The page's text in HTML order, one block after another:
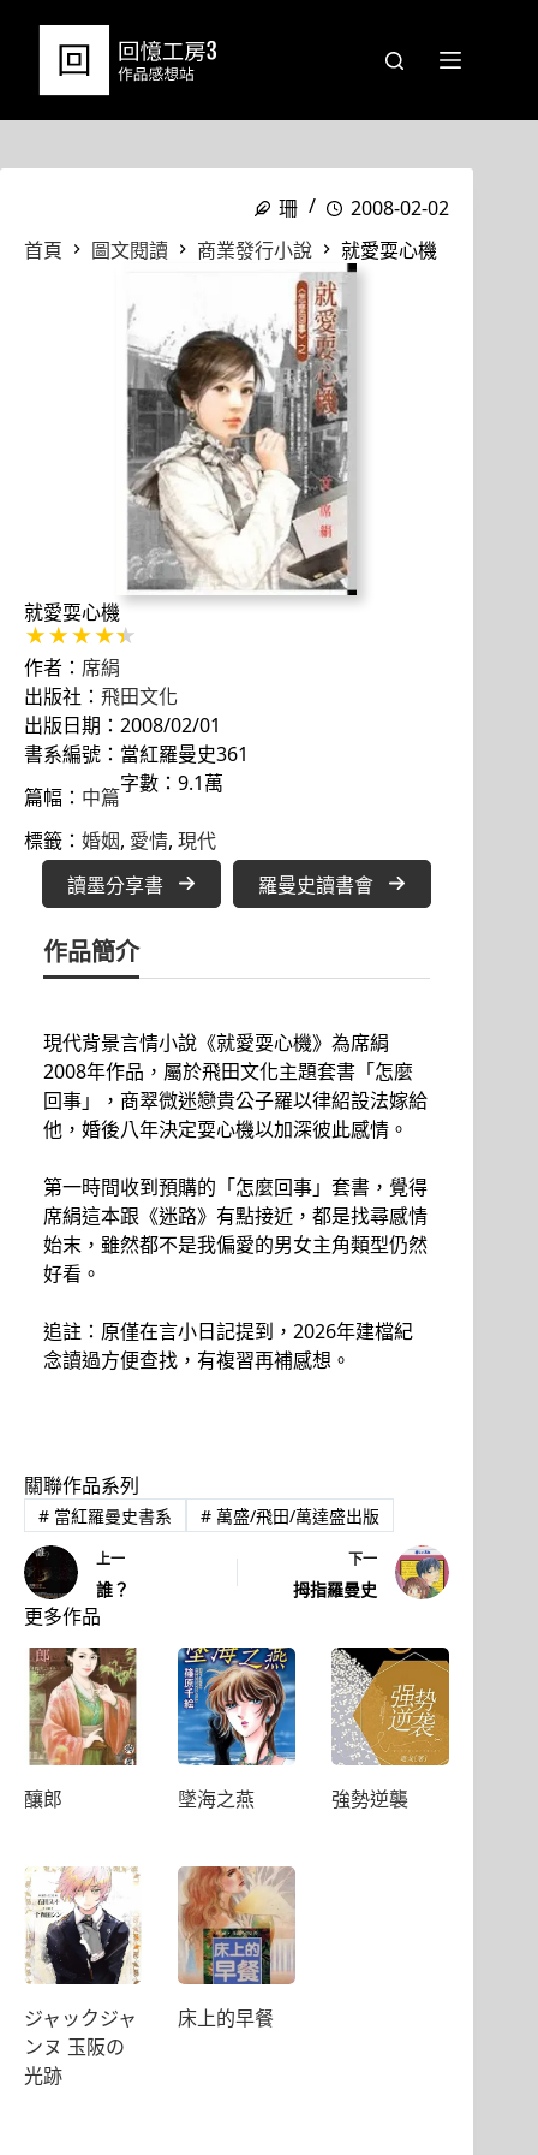
珊
2008-02-02
首頁
圖文閱讀 商業發行小說 就愛耍心機
就愛耍心機
作者： 席絹
出版社： 飛田文化
出版日期：2008/02/01
書系編號：當紅羅曼史361
篇幅： 中篇
字數：9.1萬
標籤： 婚姻, 愛情, 現代
讀墨分享書 羅曼史讀書會
作品簡介
現代背景言情小說《就愛耍心機》為席絹
2008年作品，屬於飛田文化主題套書「怎麼
回事」，商翠微迷戀貴公子羅以律紹設法嫁給
他，婚後八年決定耍心機以加深彼此感情。
第一時間收到預購的「怎麼回事」套書，覺得
席絹這本跟《迷路》有點接近，都是找尋感情
始末，雖然都不是我偏愛的男女主角類型仍然
好看。
追註：原僅在言小日記提到，2026年建檔紀
念讀過方便查找，有複習再補感想。
關聯作品系列
#當紅羅曼史書系 #萬盛/飛田/萬達盛出版
上一
誰？
下一
拇指羅曼史
更多作品
釀郎 墜海之燕 強勢逆襲
ジャックジャ
ンヌ 玉阪の
光跡
床上的早餐